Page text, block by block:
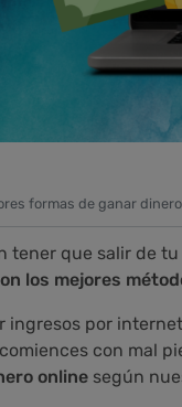
formas de ganar
tener que salir de
los mejores
ingresos por
con mal
online según